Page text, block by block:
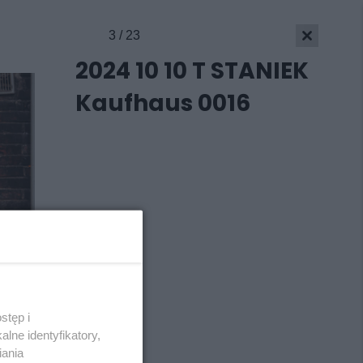
3 / 23
2024 10 10 T STANIEK
Kaufhaus 0016
Skontakuj się
Kontakt
i
identyfikatory,